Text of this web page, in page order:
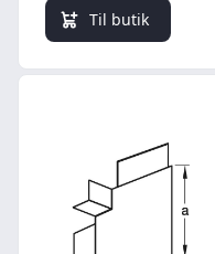
Til butik